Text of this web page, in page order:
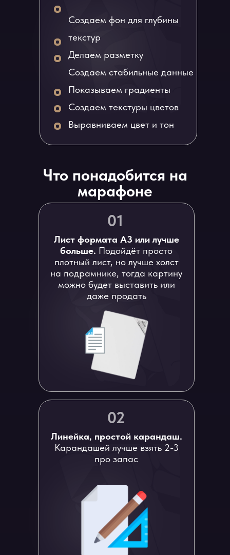
Создаем фон для глубины
текстур
Делаем разметку
Создаем стабильные данные
Показываем градиенты
Создаем текстуры цветов
Выравниваем цвет и тон
Лист формата А3 или лучше
больше. Подойдёт просто
плотный лист, но лучше холст
на подрамнике, тогда картину
можно будет выставить или
даже продать
01
Линейка, простой карандаш.
Карандашей лучше взять 2-3
про запас
02
Что понадобится на
марафоне